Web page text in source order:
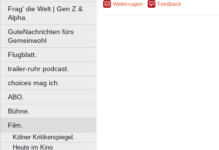
Frag' die Welt | Gen Z &
Alpha
GuteNachrichten fürs
Gemeinwohl
Flugblatt.
trailer-ruhr podcast.
choices mag ich.
ABO.
Bühne.
Film.
Kölner Kritikerspiegel.
Heute im Kino
Weitersagen Feedback